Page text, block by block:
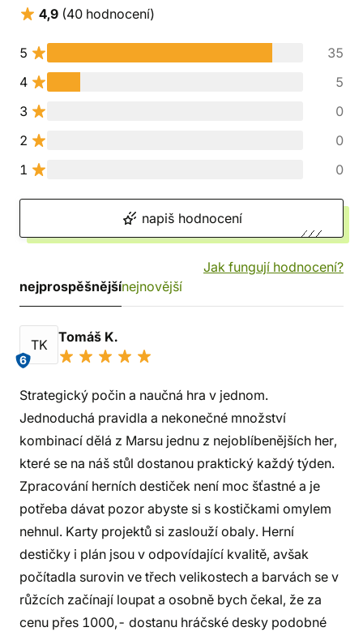
4,9 (40 hodnocení)
5
35
4
5
3
0
2
0
1
0
napiš hodnocení
Jak fungují hodnocení?
nejprospěšnějšínejnovější
TK
6
Tomáš K.
Strategický počin a naučná hra v jednom.
Jednoduchá pravidla a nekonečné množství
kombinací dělá z Marsu jednu z nejoblíbenějších her,
které se na náš stůl dostanou praktický každý týden.
Zpracování herních destiček není moc šťastné a je
potřeba dávat pozor abyste si s kostičkami omylem
nehnul. Karty projektů si zaslouží obaly. Herní
destičky i plán jsou v odpovídající kvalitě, avšak
počítadla surovin ve třech velikostech a barvách se v
růžcích začínají loupat a osobně bych čekal, že za
cenu přes 1000,- dostanu hráčské desky podobné